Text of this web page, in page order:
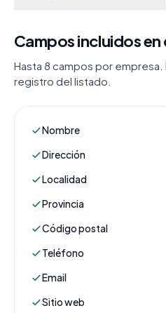
Campos incluidos
Hasta 8 campos por
registro del listado.
Nombre
Dirección
Localidad
Provincia
Código postal
Teléfono
Email
Sitio web